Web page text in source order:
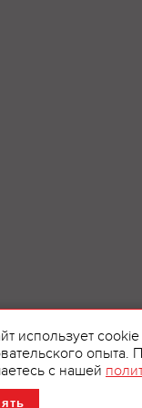
использует
опыта.
с нашей